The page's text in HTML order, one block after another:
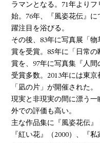
ラマンとなる。71年より
始。76年、『風姿花伝』
躍注目を浴びる。
その後、83年に写真展「
賞を受賞。85年に「日常
賞を、97年に写真集『人
受賞多数。2013年には東
「凪の片」が開催された。
現実と非現実の間に漂う
外での評価も高い。
主な作品集に『風姿花伝』
『紅い花』（2000）、『